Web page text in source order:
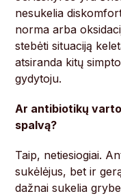
nesukelia
norma arba
stebėti situaciją
atsiranda kitų
gydytoju.
Ar antibiotikų
spalvą?
Taip, netiesiogiai.
sukėlėjus, bet ir
dažnai sukelia